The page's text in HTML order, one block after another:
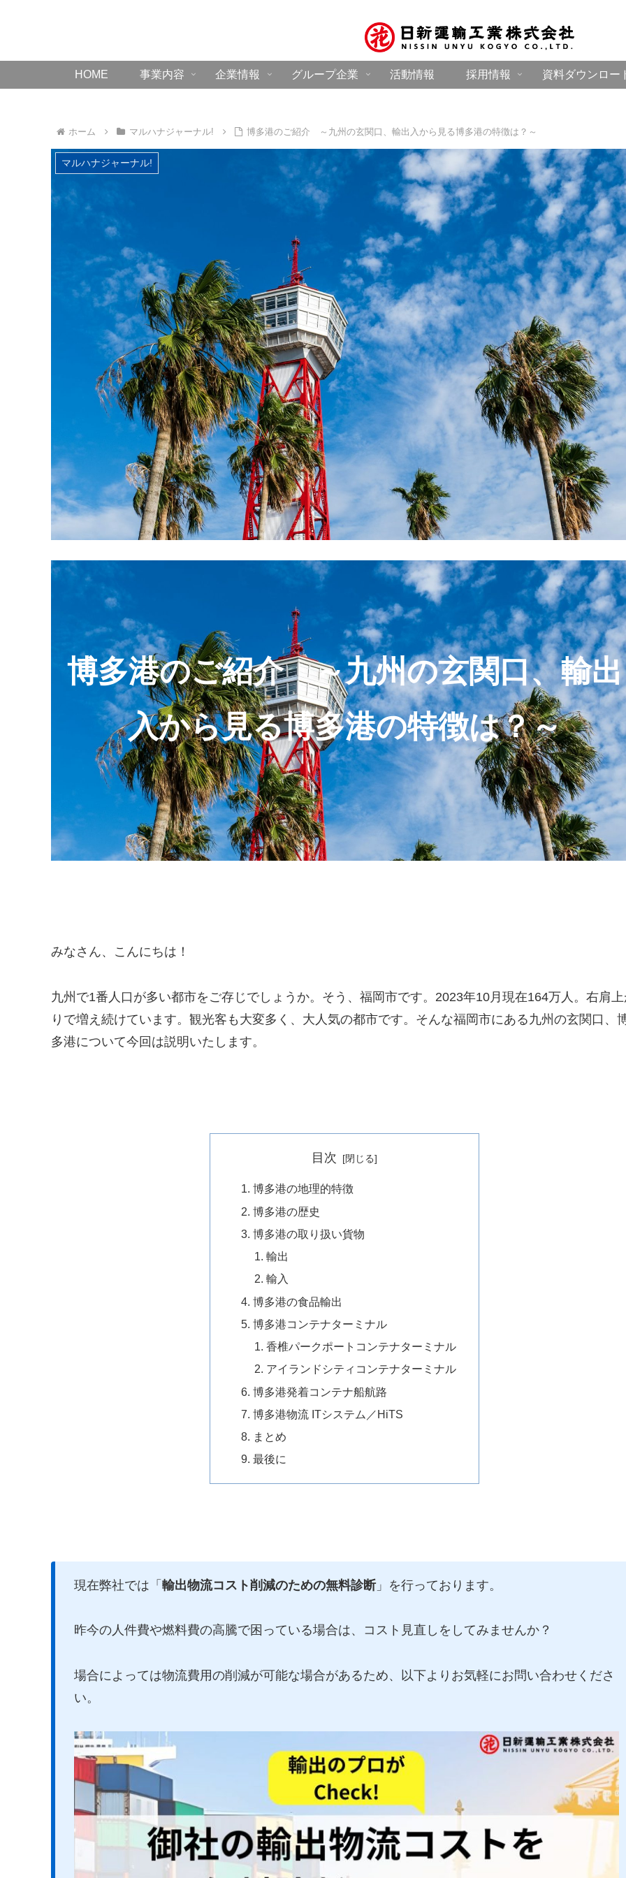
HOME 事業内容 企業情報 グループ企業 活動情報 採用情報 資料ダウンロー
ホーム マルハナジャーナル! 博多港のご紹介 ～九州の玄関口、輸出入から見る博多港の特徴は？～
マルハナジャーナル!
博多港のご紹介 ～九州の玄関口、輸出
入から見る博多港の特徴は？～
みなさん、こんにちは！
九州で1番人口が多い都市をご存じでしょうか。そう、福岡市です。2023年10月現在164万人。右肩
りで増え続けています。観光客も大変多く、大人気の都市です。そんな福岡市にある九州の玄関口、
多港について今回は説明いたします。
目次
博多港の地理的特徴
博多港の歴史
博多港の取り扱い貨物
輸出
輸入
博多港の食品輸出
博多港コンテナターミナル
香椎パークポートコンテナターミナル
アイランドシティコンテナターミナル
博多港発着コンテナ船航路
博多港物流 ITシステム／HiTS
まとめ
最後に
現在弊社では「 輸出物流コスト削減のための無料診断」を行っております。
昨今の人件費や燃料費の高騰で困っている場合は、コスト見直しをしてみませんか？
場合によっては物流費用の削減が可能な場合があるため、以下よりお気軽にお問い合わせくださ
い。